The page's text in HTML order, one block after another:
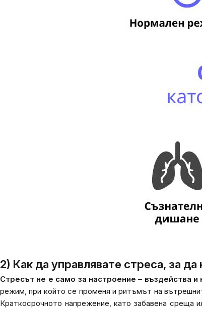
2) Как да управлявате стреса, за
Стресът не е само за настроение – въздейства и
режим, при който се променя и ритъмът на
Краткосрочното напрежение, като забавена среща